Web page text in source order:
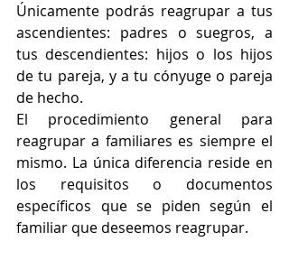
Únicamente podrás reagrupar a tus
ascendientes: padres o suegros, a
tus descendientes: hijos o los hijos
de tu pareja, y a tu cónyuge o pareja
de hecho.
El procedimiento general para
reagrupar a familiares es siempre el
mismo. La única diferencia reside en
los requisitos o documentos
específicos que se piden según el
familiar que deseemos reagrupar.